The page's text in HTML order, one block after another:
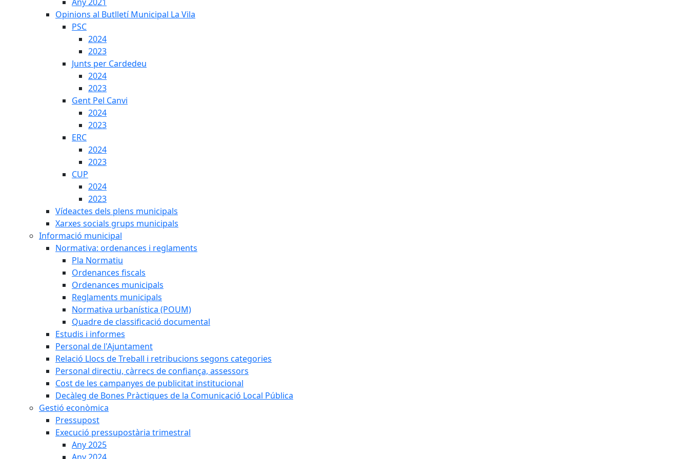
Opinions al Butlletí Municipal La Vila
PSC
2024
2023
Junts per Cardedeu
2024
2023
Gent Pel Canvi
2024
2023
ERC
2024
2023
CUP
2024
2023
Vídeactes dels plens municipals
Xarxes socials grups municipals
Informació municipal
Normativa: ordenances i reglaments
Pla Normatiu
Ordenances fiscals
Ordenances municipals
Reglaments municipals
Normativa urbanística (POUM)
Quadre de classificació documental
Estudis i informes
Personal de l'Ajuntament
Relació Llocs de Treball i retribucions segons categories
Personal directiu, càrrecs de confiança, assessors
Cost de les campanyes de publicitat institucional
Decàleg de Bones Pràctiques de la Comunicació Local Pública
Gestió econòmica
Pressupost
Execució pressupostària trimestral
Any 2025